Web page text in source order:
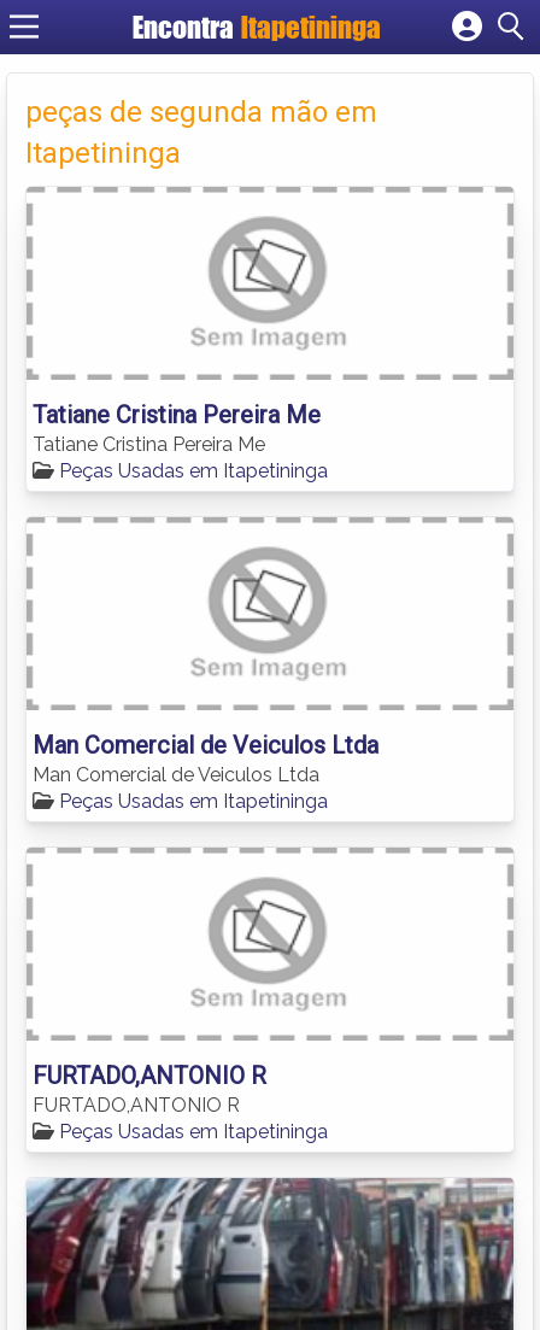
Encontra Itapetininga
Cadastrar empresa
Fazer login
Criar conta
peças de segunda mão em
Itapetininga
Tatiane Cristina Pereira Me
Tatiane Cristina Pereira Me
Peças Usadas em Itapetininga
Man Comercial de Veiculos Ltda
Man Comercial de Veiculos Ltda
Peças Usadas em Itapetininga
FURTADO,ANTONIO R
FURTADO,ANTONIO R
Peças Usadas em Itapetininga